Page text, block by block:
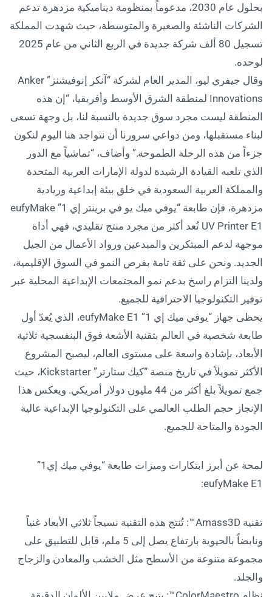
بحلول عام 2030، مدعوماً بمنظومة ديناميكية مزدهرة تدعم
الشركات الناشئة والصغيرة والمتوسطة، حيث شهدت المملكة
تسجيل 80 ألف شركة جديدة في الربع الثاني من عام 2025
لوحده.
وقال جيفري ليو، المدير العام لشركة “آنكر إنوفيشنز” Anker
Innovations لمنطقة الشرق الأوسط وأفريقيا، “إن هذه
المنطقة ليست مجرد سوق جديدة بالنسبة لنا، بل وجهة تسعى
لبناء مستقبلها، ومن دواعي سرورنا أن نتواجد هنا اليوم لنكون
جزءاً من هذه الرحلة الطموحة.” وأضاف، “تماشياً مع الدور
الذي تلعبه القيادة الرشيدة لدولة الإمارات العربية المتحدة
والمملكة العربية السعودية في خلق بيئة إبداعية وريادية
مزدهرة، فإن طابعة “يوفي ميك يو في برينتر إي 1” eufyMake
UV Printer E1 تُعد أكثر من مجرد منتج تقليدي، فهي أداة
موجهة لدعم المبتكرين والمبدعين ورواد الأعمال من الجيل
الجديد. ونحن على ثقة تامة بفرص النمو في السوق الإقليمية،
ولدينا التزام راسخ بدعم نمو المجتمعات الإبداعية المحلية عبر
توفير التكنولوجيا الاحترافية للجميع.
يحظى جهاز “يوفي ميك إي 1” eufyMake E1، الذي يُعدّ أول
طابعة شخصية في العالم بتقنية الأشعة فوق البنفسجية ثلاثية
الأبعاد، بإشادة واسعة على مستوى العالم، ليصبح المشروع
الأكثر تمويلاً في تاريخ منصة “كيك ستارتر” Kickstarter، حيث
جمع تمويلاً بلغ أكثر من 44 مليون دولار أمريكي. ويعكس هذا
الإنجاز حجم الطلب العالمي على التكنولوجيا الإبداعية عالية
الجودة والمتاحة للجميع.
لمحة عن أبرز ابتكارات وميزات طابعة “يوفي ميك إي1”
eufyMake E1:
تقنية Amass3D™️: تُنتج هذه التقنية نسيجاً ثلاثي الأبعاد غنياً
ونابضاً بالحيوية بارتفاع يصل إلى 5 ملم، قابل للتطبيق على
مجموعة متنوعة من الأسطح مثل الخشب والمعادن والزجاج
والجلد.